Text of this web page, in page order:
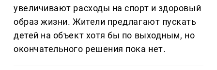
увеличивают расходы на спорт и здоровый
образ жизни. Жители предлагают пускать
детей на объект хотя бы по выходным, но
окончательного решения пока нет.